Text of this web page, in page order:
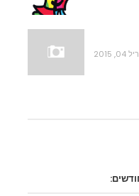
2015